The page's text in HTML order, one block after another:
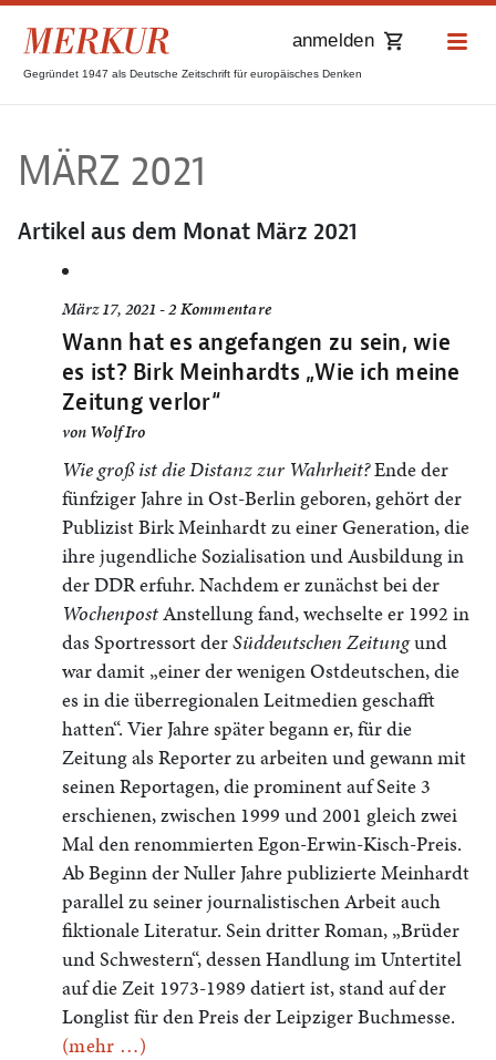
Gegründet 1947 als Deutsche Zeitschrift für europäisches Denken
anmelden
MÄRZ 2021
Artikel aus dem Monat März 2021
März 17, 2021 -2 Kommentare
Wann hat es angefangen zu sein, wie
es ist? Birk Meinhardts „Wie ich meine
Zeitung verlor“
von Wolf Iro
Wie groß ist die Distanz zur Wahrheit?Ende der
fünfziger Jahre in Ost-Berlin geboren, gehört der
Publizist Birk Meinhardt zu einer Generation, die
ihre jugendliche Sozialisation und Ausbildung in
der DDR erfuhr. Nachdem er zunächst bei der
WochenpostAnstellung fand, wechselte er 1992 in
das Sportressort derSüddeutschen Zeitungund
war damit „einer der wenigen Ostdeutschen, die
es in die überregionalen Leitmedien geschafft
hatten“. Vier Jahre später begann er, für die
Zeitung als Reporter zu arbeiten und gewann mit
seinen Reportagen, die prominent auf Seite 3
erschienen, zwischen 1999 und 2001 gleich zwei
Mal den renommierten Egon-Erwin-Kisch-Preis.
Ab Beginn der Nuller Jahre publizierte Meinhardt
parallel zu seiner journalistischen Arbeit auch
fiktionale Literatur. Sein dritter Roman, „Brüder
und Schwestern“, dessen Handlung im Untertitel
auf die Zeit 1973-1989 datiert ist, stand auf der
Longlist für den Preis der Leipziger Buchmesse.
(mehr …)